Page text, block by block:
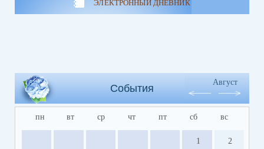
ЭЛЕКТРОННЫЙ ДНЕВНИК
События
Август
пн вт ср чт пт сб вс
1 2